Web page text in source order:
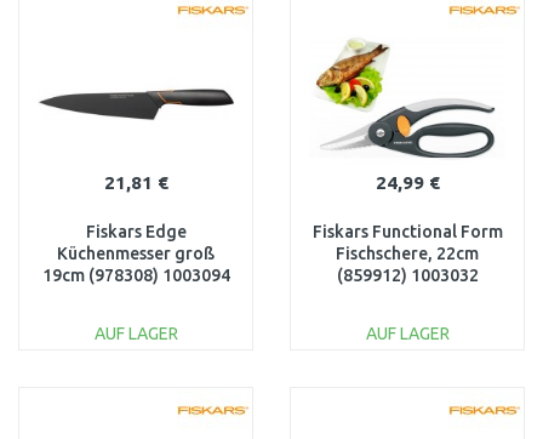
21,81 €
Fiskars Edge
Küchenmesser groß
19cm (978308) 1003094
AUF LAGER
24,99 €
Fiskars Functional Form
Fischschere, 22cm
(859912) 1003032
AUF LAGER